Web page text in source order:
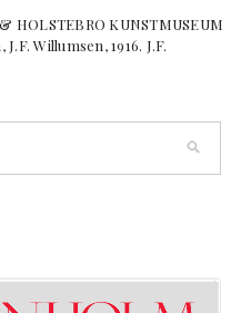
HOLSTEBRO KUNSTMUSEUM
Willumsen, 1916. J.F.